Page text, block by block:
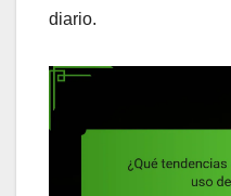
diario.